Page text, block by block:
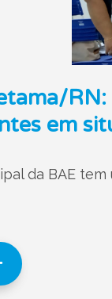
RN:
em
da BAE